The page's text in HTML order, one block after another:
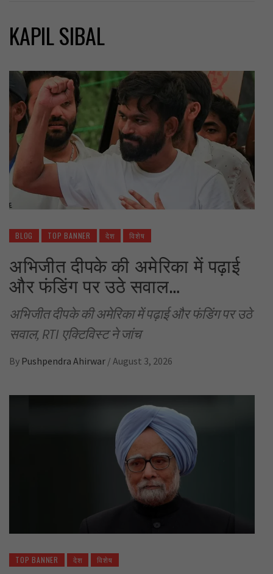
KAPIL SIBAL
BLOG TOP BANNER देश विशेष
अभिजीत दीपके की अमेरिका में पढ़ाई
और फंडिंग पर उठे सवाल…
अभिजीत दीपके की अमेरिका में पढ़ाई और फंडिंग पर उठे
सवाल, RTI एक्टिविस्ट ने जांच
By Pushpendra Ahirwar / August 3, 2026
TOP BANNER देश विशेष